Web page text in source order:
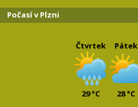
Počasí v Plzni
Čtvrtek
29 °C
Pátek
28 °C